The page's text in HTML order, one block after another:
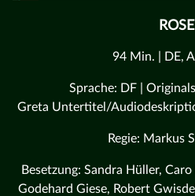
ROSE
94 Min. | DE,
Sprache: DF |
Greta Untertitel/
Regie: Markus
Besetzung: Sandra Hüller,
Godehard Giese, Robert